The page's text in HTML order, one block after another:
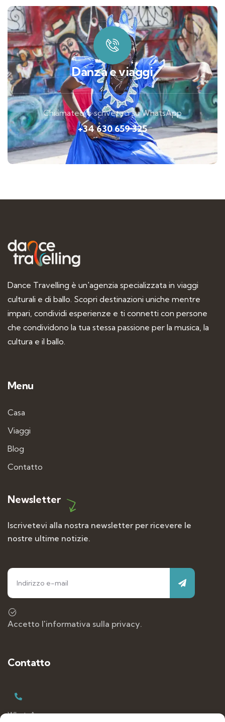
Danza e viaggi
Chiamateci o scriveteci su WhatsApp
+34 630 659 325
Dance Travelling è un'agenzia specializzata in viaggi
culturali e di ballo. Scopri destinazioni uniche mentre
impari, condividi esperienze e ti connetti con persone
che condividono la tua stessa passione per la musica, la
cultura e il ballo.
Menu
Casa
Viaggi
Blog
Contatto
Newsletter
Iscrivetevi alla nostra newsletter per ricevere le
nostre ultime notizie.
Accetto l'informativa sulla privacy.
Contatto
WhatsApp